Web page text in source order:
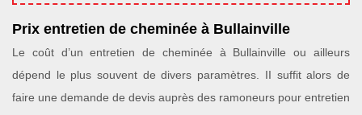
Prix entretien de cheminée à Bullainville
Le coût d’un entretien de cheminée à Bullainville ou ailleurs
dépend le plus souvent de divers paramètres. II suffit alors de
faire une demande de devis auprès des ramoneurs pour entretien